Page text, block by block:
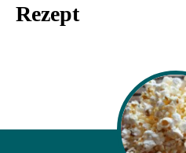
Rezept